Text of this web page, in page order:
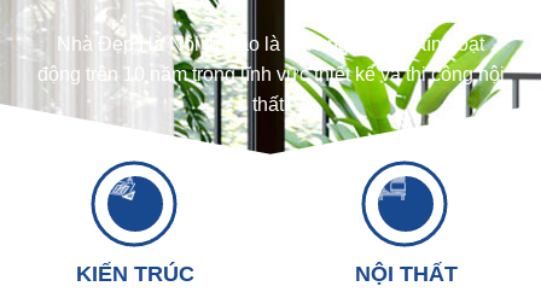
Nhà Đẹp Hà Nội tự hào là thương hiệu uy tín hoạt
động trên 10 năm trong lĩnh vực thiết kế và thi công nội
thất.
KIẾN TRÚC NỘI THẤT